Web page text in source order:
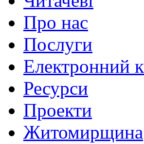
Про нас
Послуги
Електронний
Ресурси
Проекти
Житомирщина